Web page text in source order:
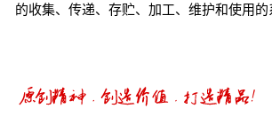
的收集、传递、存贮、加工、维护和使用的